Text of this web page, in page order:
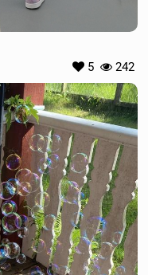
5 242